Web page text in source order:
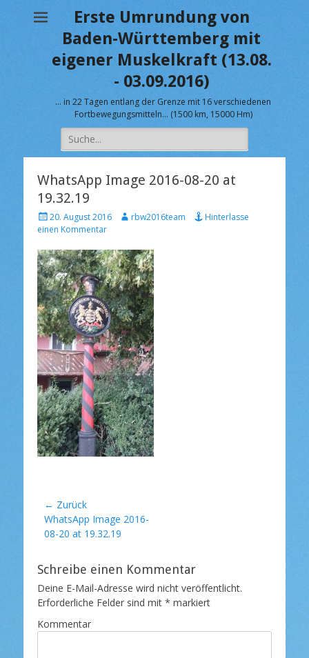
Erste Umrundung von
Baden-Württemberg mit
eigener Muskelkraft (13.08.
- 03.09.2016)
… in 22 Tagen entlang der Grenze mit 16 verschiedenen
Fortbewegungsmitteln… (1500 km, 15000 Hm)
Suche
nach:
WhatsApp Image 2016-08-20 at
19.32.19
V
e
ö
f
f
e
n
t
l
i
c
h
t
a
m
20. August 2016
A
o
r
rbw2016team
Hinterlasse
einen Kommentar
Beitragsnavigation
← Zurück
Vorheriger
Beitrag:
WhatsApp Image 2016-
08-20 at 19.32.19
Schreibe einen Kommentar
Deine E-Mail-Adresse wird nicht veröffentlicht.
Erforderliche Felder sind mit * markiert
Kommentar